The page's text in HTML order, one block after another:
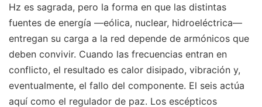
Hz es sagrada, pero la forma en que las distintas
fuentes de energía —eólica, nuclear, hidroeléctrica—
entregan su carga a la red depende de armónicos que
deben convivir. Cuando las frecuencias entran en
conflicto, el resultado es calor disipado, vibración y,
eventualmente, el fallo del componente. El seis actúa
aquí como el regulador de paz. Los escépticos